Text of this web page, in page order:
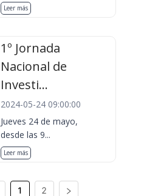
Leer más
1º Jornada
Nacional de
Investi...
2024-05-24 09:00:00
Jueves 24 de mayo,
desde las 9...
Leer más
1 2